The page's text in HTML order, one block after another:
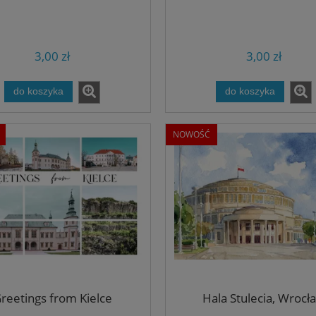
3,00 zł
do koszyka
3,00 zł
do koszyka
from Kielce Hala Stulecia,
NOWOŚĆ